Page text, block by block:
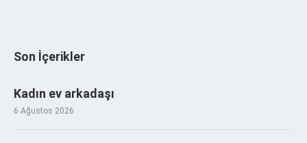
Son İçerikler
Kadın ev arkadaşı
6 Ağustos 2026